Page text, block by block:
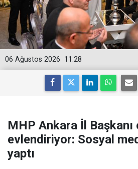
11:28
06 Ağustos 2026
MHP Ankara İl Başkanı
evlendiriyor: Sosyal
yaptı